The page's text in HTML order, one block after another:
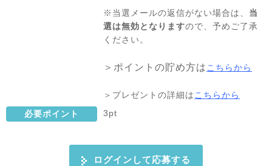
※当選メールの返信がない場合は、 当
選は無効となりますので、予めご了承
ください。
＞ポイントの貯め方は こちらから
＞プレゼントの詳細は こちらから
必要ポイント
3pt
ログインして応募する